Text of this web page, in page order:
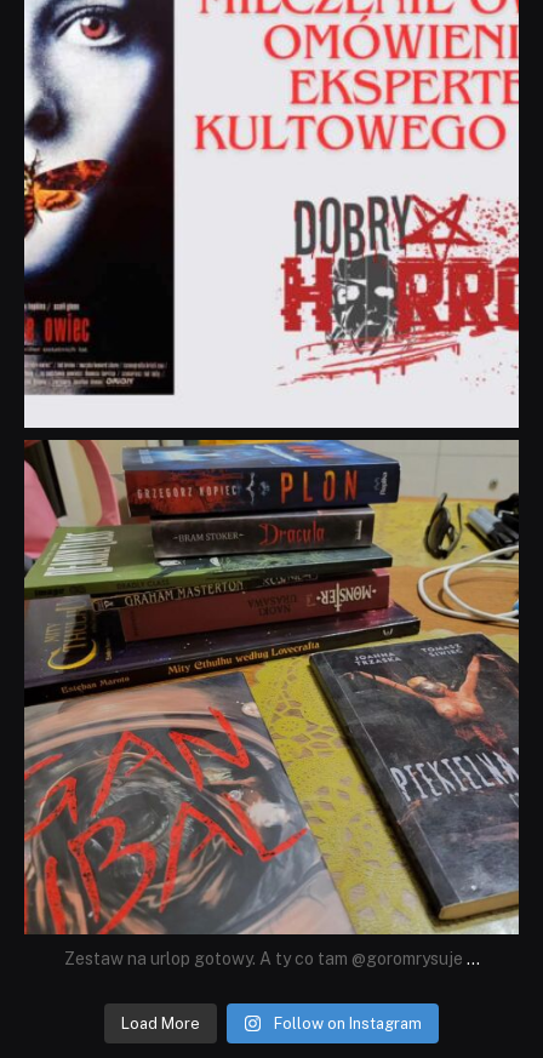
dobryhorror
Lip 31
Zestaw na urlop gotowy. A ty co tam @goromrysuje ...
Load More Follow on Instagram